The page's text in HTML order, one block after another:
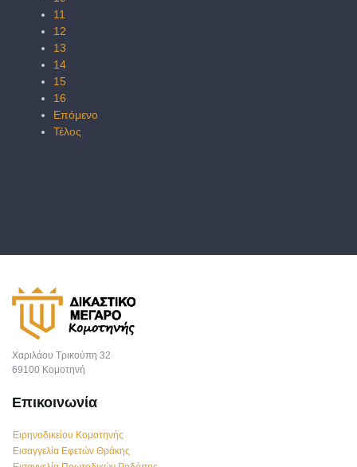
11
12
13
14
15
16
Επόμενο
Τέλος
Χαριλάου Τρικούπη 32
69100 Κομοτηνή
Επικοινωνία
Ειρηνοδικείου Κομοτηνής
Εισαγγελία Εφετών Θράκης